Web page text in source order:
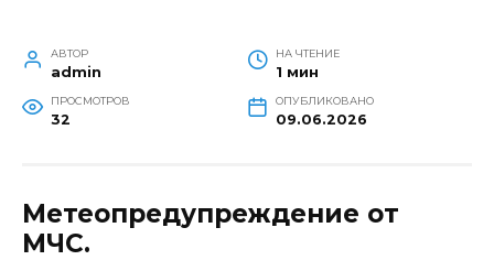
АВТОР
admin
НА ЧТЕНИЕ
1 мин
ПРОСМОТРОВ
32
ОПУБЛИКОВАНО
09.06.2026
Метеопредупреждение от
МЧС.